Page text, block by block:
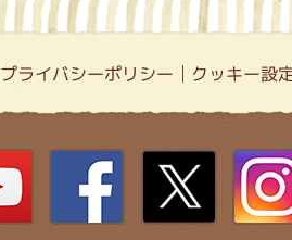
プライバシーポリシー クッキー設